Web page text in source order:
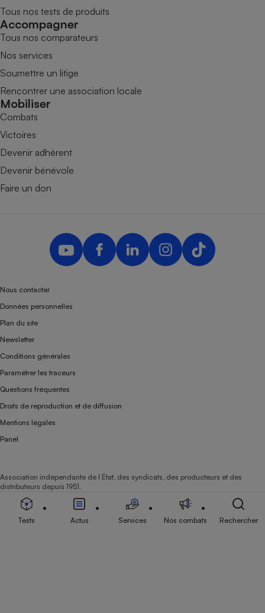
Tous nos tests de produits
Accompagner
Tous nos comparateurs
Nos services
Soumettre un litige
Rencontrer une association locale
Mobiliser
Combats
Victoires
Devenir adhérent
Devenir bénévole
Faire un don
Nous contacter
Données personnelles
Plan du site
Newsletter
Conditions générales
Paramétrer les traceurs
Questions fréquentes
Droits de reproduction et de diffusion
Mentions légales
Panel
Association indépendante de l’État, des syndicats, des producteurs et des
distributeurs depuis 1951.
Tests Actus Services Nos combats Rechercher